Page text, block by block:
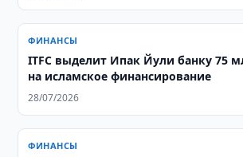
ФИНАНСЫ
ITFC выделит Ипак Йули банку 75
на исламское финансирование
28/07/2026
ФИНАНСЫ